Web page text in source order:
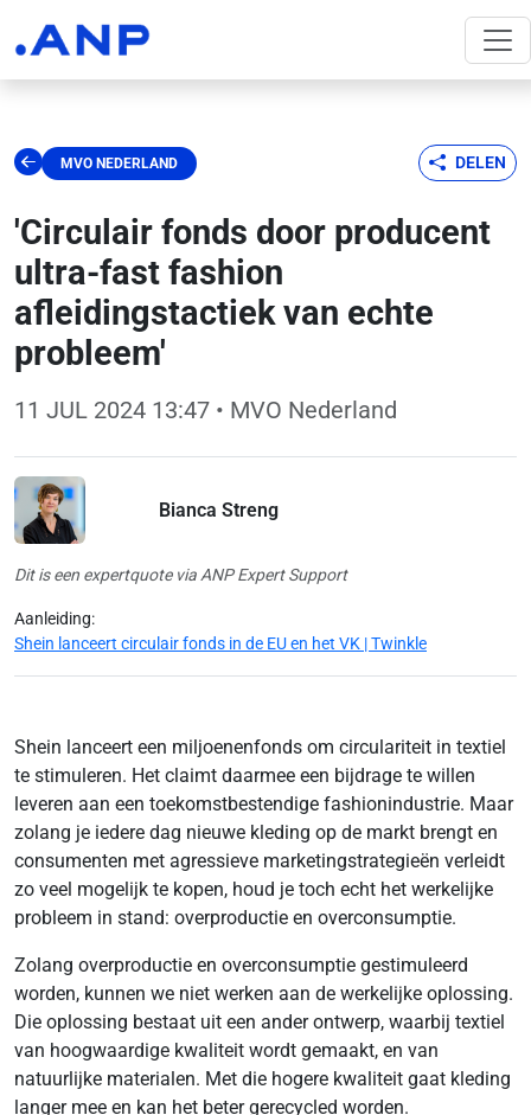
MVO NEDERLAND DELEN
'Circulair fonds door producent
ultra-fast fashion
afleidingstactiek van echte
probleem'
11 JUL 2024 13:47 • MVO Nederland
Bianca Streng
Dit is een expertquote via ANP Expert Support
Aanleiding:
Shein lanceert circulair fonds in de EU en het VK | Twinkle
Shein lanceert een miljoenenfonds om circulariteit in textiel
te stimuleren. Het claimt daarmee een bijdrage te willen
leveren aan een toekomstbestendige fashionindustrie. Maar
zolang je iedere dag nieuwe kleding op de markt brengt en
consumenten met agressieve marketingstrategieën verleidt
zo veel mogelijk te kopen, houd je toch echt het werkelijke
probleem in stand: overproductie en overconsumptie.
Zolang overproductie en overconsumptie gestimuleerd
worden, kunnen we niet werken aan de werkelijke oplossing.
Die oplossing bestaat uit een ander ontwerp, waarbij textiel
van hoogwaardige kwaliteit wordt gemaakt, en van
natuurlijke materialen. Met die hogere kwaliteit gaat kleding
langer mee en kan het beter gerecycled worden.